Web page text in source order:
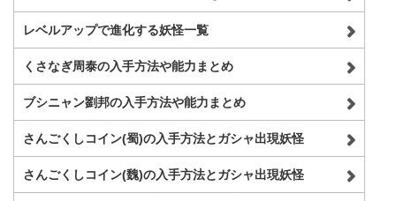
レベルアップで進化する妖怪一覧
くさなぎ周泰の入手方法や能力まとめ
ブシニャン劉邦の入手方法や能力まとめ
さんごくしコイン(蜀)の入手方法とガシャ出現妖怪
さんごくしコイン(魏)の入手方法とガシャ出現妖怪